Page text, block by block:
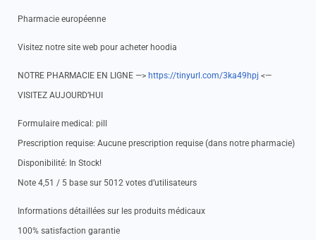
Pharmacie européenne
Visitez notre site web pour acheter hoodia
NOTRE PHARMACIE EN LIGNE —> https://tinyurl.com/3ka49hpj <—
VISITEZ AUJOURD’HUI
Formulaire medical: pill
Prescription requise: Aucune prescription requise (dans notre pharmacie)
Disponibilité: In Stock!
Note 4,51 / 5 base sur 5012 votes d’utilisateurs
Informations détaillées sur les produits médicaux
100% satisfaction garantie